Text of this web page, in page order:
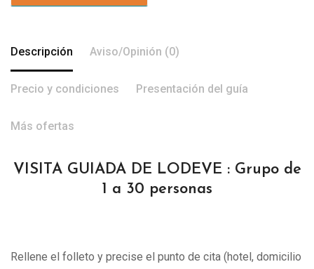
Descripción Aviso/Opinión (0)
Precio y condiciones Presentación del guía
Más ofertas
VISITA GUIADA DE LODEVE : Grupo de
1 a 30 personas
Rellene el folleto y precise el punto de cita (hotel, domicilio